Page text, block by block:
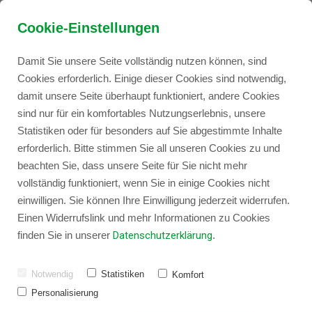
Praxisbedarf
Point of Care Test
Praxisorganisation
Praxisorganisation
Praxisbedarf
Praxisorganisation
Praxisbedarf
Impressum
Angaben gemäß § 5 DDG
Joseph Weissenburger
Höchstberger Str. 19
74831 Gundelsheim
Cookie-Einstellungen
Damit Sie unsere Seite vollständig nutzen können, sind
Cookies erforderlich. Einige dieser Cookies sind notwendig,
damit unsere Seite überhaupt funktioniert, andere Cookies
sind nur für ein komfortables Nutzungserlebnis, unsere
Statistiken oder für besonders auf Sie abgestimmte Inhalte
erforderlich. Bitte stimmen Sie all unseren Cookies zu und
beachten Sie, dass unsere Seite für Sie nicht mehr
vollständig funktioniert, wenn Sie in einige Cookies nicht
einwilligen. Sie können Ihre Einwilligung jederzeit widerrufen.
Einen Widerrufslink und mehr Informationen zu Cookies
finden Sie in unserer Datenschutzerklärung.
Notwendig Statistiken
Komfort
Personalisierung